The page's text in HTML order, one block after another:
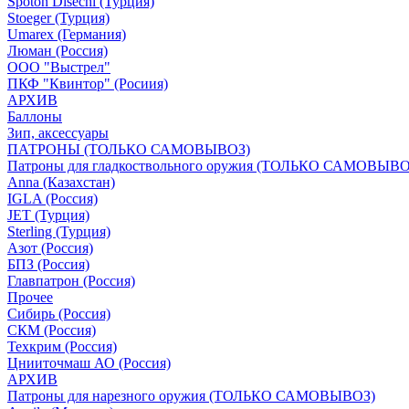
Stoeger (Турция)
Umarex (Германия)
Люман (Россия)
ООО "Выстрел"
ПКФ "Квинтор" (Росиия)
АРХИВ
Баллоны
Зип, аксессуары
ПАТРОНЫ (ТОЛЬКО САМОВЫВОЗ)
Патроны для гладкоствольного оружия (ТОЛЬКО
Anna (Казахстан)
IGLA (Россия)
JET (Турция)
Sterling (Турция)
Азот (Россия)
БПЗ (Россия)
Главпатрон (Россия)
Прочее
Сибирь (Россия)
СКМ (Россия)
Техкрим (Россия)
Цнииточмаш АО (Россия)
АРХИВ
Патроны для нарезного оружия (ТОЛЬКО САМОВЫВОЗ)